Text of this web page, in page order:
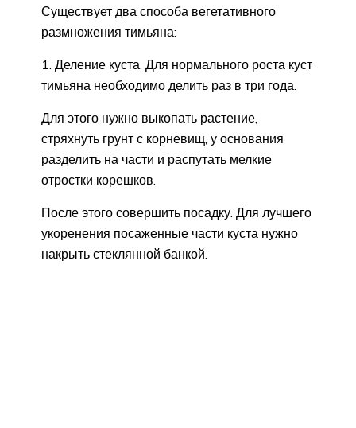
Существует два способа вегетативного
размножения тимьяна:
Деление куста. Для нормального роста куст
тимьяна необходимо делить раз в три года.
Для этого нужно выкопать растение,
стряхнуть грунт с корневищ, у основания
разделить на части и распутать мелкие
отростки корешков.
После этого совершить посадку. Для лучшего
укоренения посаженные части куста нужно
накрыть стеклянной банкой.